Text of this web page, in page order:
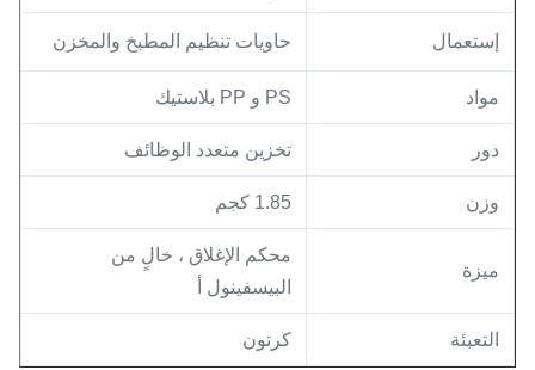
إستعمال حاويات تنظيم المطبخ والمخزن
مواد PS و PP بلاستيك
دور تخزين متعدد الوظائف
وزن 1.85 كجم
ميزة
محكم الإغلاق ، خالٍ من
البيسفينول أ
التعبئة كرتون